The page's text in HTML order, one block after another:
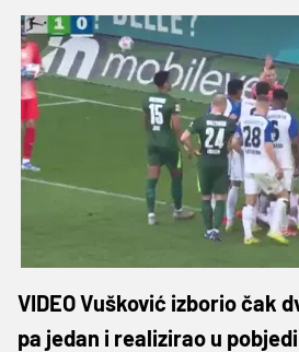
VIDEO Vušković izborio čak
pa jedan i realizirao u